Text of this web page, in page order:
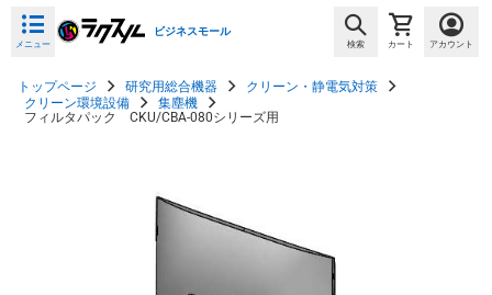
メニュー
ビジネスモール
検索 カート アカウント
トップページ 研究用総合機器
クリーン・静電気対策
クリーン環境設備
集塵機
フィルタパック CKU/CBA-080シリーズ用